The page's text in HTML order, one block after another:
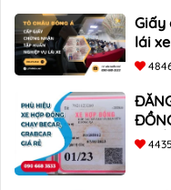
Giấy
lái